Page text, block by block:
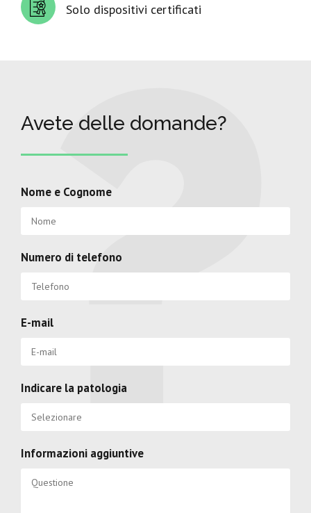
Solo dispositivi certificati
Avete delle domande?
Nome e Cognome
Numero di telefono
E-mail
Indicare la patologia
Informazioni aggiuntive